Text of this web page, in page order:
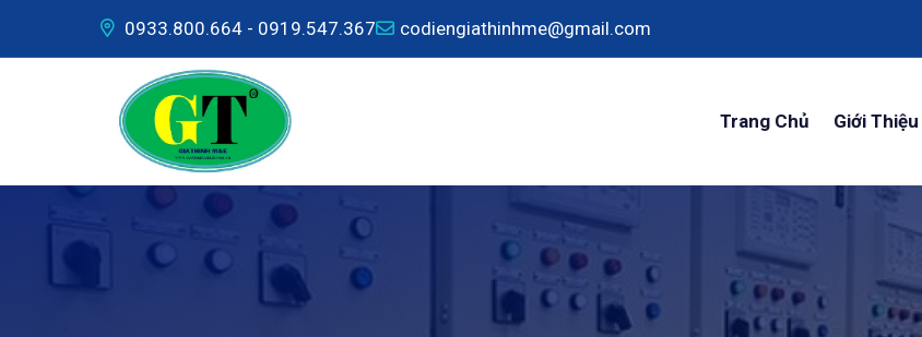
0933.800.664 - 0919.547.367 codiengiathinhme@gmail.com
Trang Chủ Giới Thiệu